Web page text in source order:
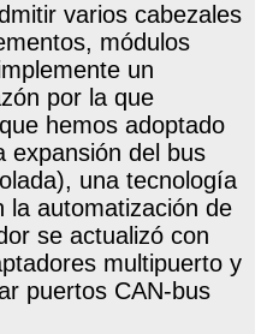
varios cabezales
módulos
un
por la que
hemos adoptado
expansión del bus
una tecnología
la automatización de
se actualizó con
multipuerto y
puertos CAN-bus